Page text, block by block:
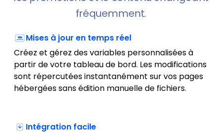
fréquemment.
Mises à jour en temps réel
Créez et gérez des variables personnalisées à
partir de votre tableau de bord. Les modifications
sont répercutées instantanément sur vos pages
hébergées sans édition manuelle de fichiers.
Intégration facile